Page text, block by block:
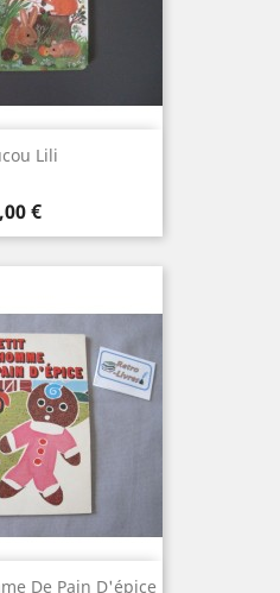
Lili
€
De Pain D'épice